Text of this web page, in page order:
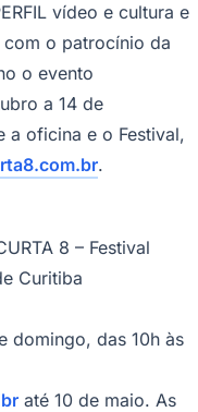
vídeo e cultura e
o patrocínio da
o evento
a 14 de
a oficina e o Festival,
.
8 – Festival
Curitiba
domingo, das 10h às
até 10 de maio. As